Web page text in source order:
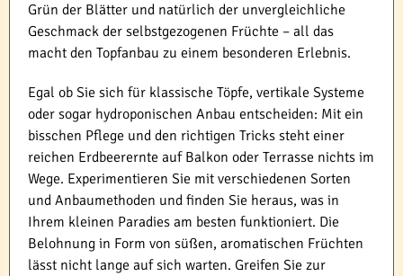
Grün der Blätter und natürlich der unvergleichliche
Geschmack der selbstgezogenen Früchte – all das
macht den Topfanbau zu einem besonderen Erlebnis.
Egal ob Sie sich für klassische Töpfe, vertikale Systeme
oder sogar hydroponischen Anbau entscheiden: Mit ein
bisschen Pflege und den richtigen Tricks steht einer
reichen Erdbeerernte auf Balkon oder Terrasse nichts im
Wege. Experimentieren Sie mit verschiedenen Sorten
und Anbaumethoden und finden Sie heraus, was in
Ihrem kleinen Paradies am besten funktioniert. Die
Belohnung in Form von süßen, aromatischen Früchten
lässt nicht lange auf sich warten. Greifen Sie zur